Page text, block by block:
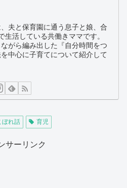
夫と保育園に通う息子と娘、合
生活している共働きママです。
がら編み出した『自分時間をつ
中心に子育てについて紹介して
ぼれ話 育児
サーリンク